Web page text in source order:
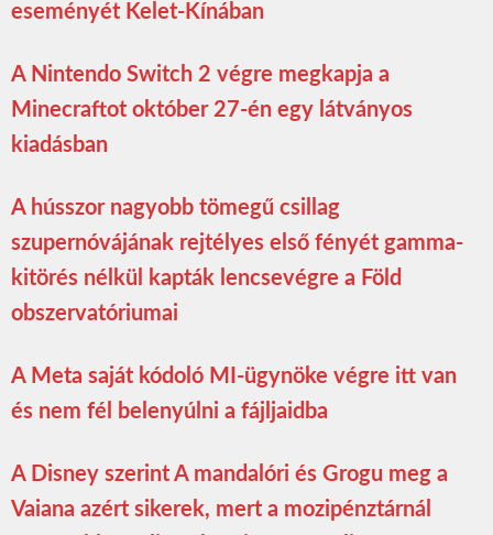
eseményét Kelet-Kínában
A Nintendo Switch 2 végre megkapja a
Minecraftot október 27-én egy látványos
kiadásban
A hússzor nagyobb tömegű csillag
szupernóvájának rejtélyes első fényét gamma-
kitörés nélkül kapták lencsevégre a Föld
obszervatóriumai
A Meta saját kódoló MI-ügynöke végre itt van
és nem fél belenyúlni a fájljaidba
A Disney szerint A mandalóri és Grogu meg a
Vaiana azért sikerek, mert a mozipénztárnál